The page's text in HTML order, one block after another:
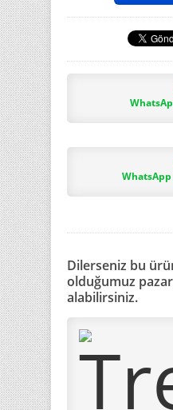
WhatsApp
Dilerseniz bu
olduğumuz
alabilirsiniz.